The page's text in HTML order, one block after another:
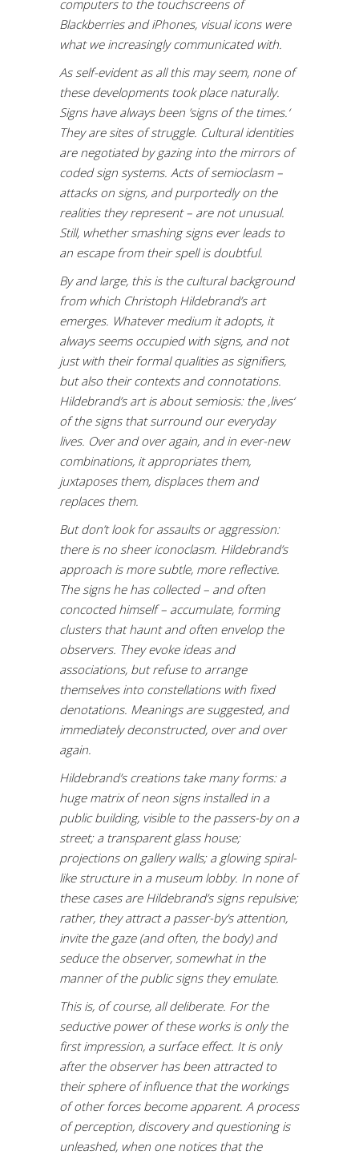
computers to the touchscreens of
Blackberries and iPhones, visual icons were
what we increasingly communicated with.
As self-evident as all this may seem, none of
these developments took place naturally.
Signs have always been ’signs of the times.‘
They are sites of struggle. Cultural identities
are negotiated by gazing into the mirrors of
coded sign systems. Acts of semioclasm –
attacks on signs, and purportedly on the
realities they represent – are not unusual.
Still, whether smashing signs ever leads to
an escape from their spell is doubtful.
By and large, this is the cultural background
from which Christoph Hildebrand’s art
emerges. Whatever medium it adopts, it
always seems occupied with signs, and not
just with their formal qualities as signifiers,
but also their contexts and connotations.
Hildebrand’s art is about semiosis: the ‚lives‘
of the signs that surround our everyday
lives. Over and over again, and in ever-new
combinations, it appropriates them,
juxtaposes them, displaces them and
replaces them.
But don’t look for assaults or aggression:
there is no sheer iconoclasm. Hildebrand’s
approach is more subtle, more reflective.
The signs he has collected – and often
concocted himself – accumulate, forming
clusters that haunt and often envelop the
observers. They evoke ideas and
associations, but refuse to arrange
themselves into constellations with fixed
denotations. Meanings are suggested, and
immediately deconstructed, over and over
again.
Hildebrand’s creations take many forms: a
huge matrix of neon signs installed in a
public building, visible to the passers-by on a
street; a transparent glass house;
projections on gallery walls; a glowing spiral-
like structure in a museum lobby. In none of
these cases are Hildebrand’s signs repulsive;
rather, they attract a passer-by’s attention,
invite the gaze (and often, the body) and
seduce the observer, somewhat in the
manner of the public signs they emulate.
This is, of course, all deliberate. For the
seductive power of these works is only the
first impression, a surface effect. It is only
after the observer has been attracted to
their sphere of influence that the workings
of other forces become apparent. A process
of perception, discovery and questioning is
unleashed, when one notices that the